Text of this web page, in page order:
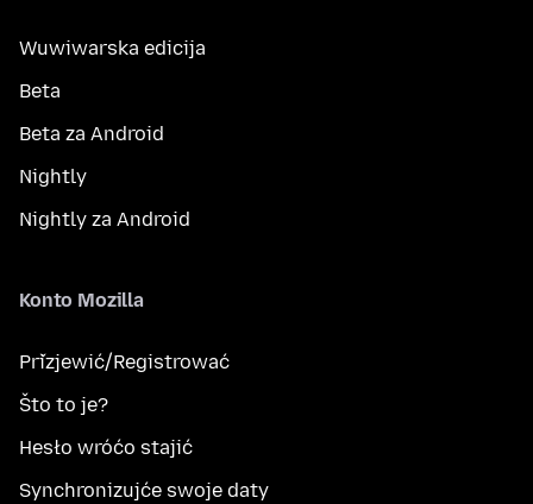
Wuwiwarska edicija
Beta
Beta za Android
Nightly
Nightly za Android
Konto Mozilla
Přizjewić/Registrować
Što to je?
Hesło wróćo stajić
Synchronizujće swoje daty